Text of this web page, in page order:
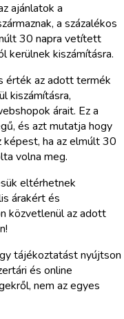
ajánlatok a
a százalékos
30 napra vetített
kerülnek kiszámításra.
érték az adott termék
kiszámításra,
árait. Ez a
és azt mutatja hogy
képest, ha az elmúlt 30
volna meg.
eltérhetnek
árakért és
közvetlenül az adott
tájékoztatást nyújtson
és online
nem az egyes